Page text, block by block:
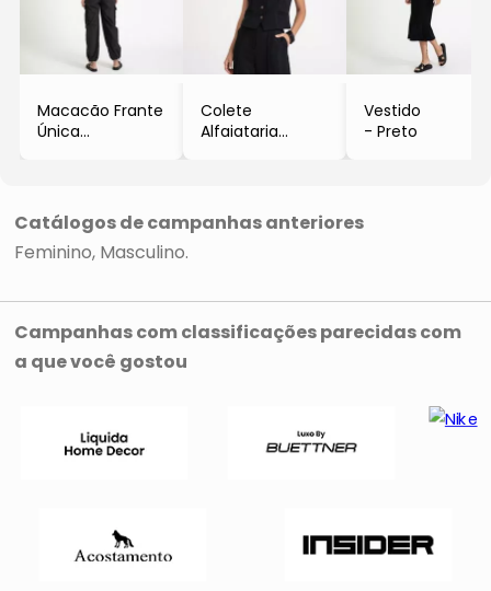
Macacão Frante
Única
Colete
Alfaiataria
Vestido
- Preto
Catálogos de campanhas anteriores
Feminino Masculino
Campanhas com classificações parecidas com
a que você gostou